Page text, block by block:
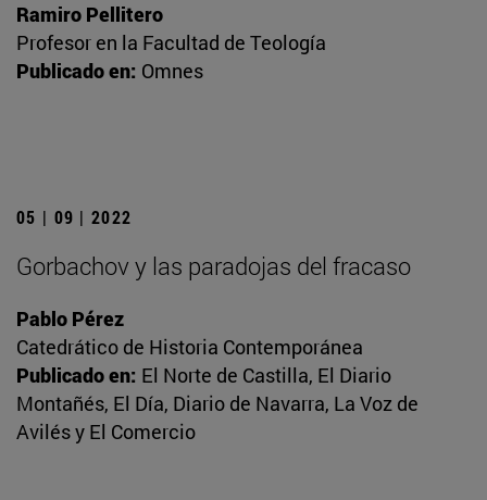
Ramiro Pellitero
Profesor en la Facultad de Teología
Publicado en: Omnes
05 | 09 | 2022
Gorbachov y las paradojas del fracaso
Pablo Pérez
Catedrático de Historia Contemporánea
Publicado en: El Norte de Castilla, El Diario
Montañés, El Día, Diario de Navarra, La Voz de
Avilés y El Comercio